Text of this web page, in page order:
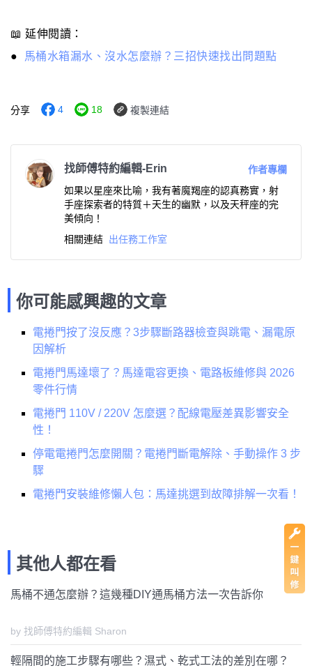
📖 延伸閱讀：
●
馬桶水箱漏水、沒水怎麼辦？三招快速找出問題點
分享 4 18 複製連結
找師傅特約編輯-Erin
作者專欄
如果以星座來比喻，我有著魔羯座的認真務實，射
手座探索者的特質＋天生的幽默，以及天秤座的完
美傾向！
相關連結 出任務工作室
你可能感興趣的文章
電捲門按了沒反應？3步驟斷路器檢查與跳電、漏電原
因解析
電捲門馬達壞了？馬達電容更換、電路板維修與 2026
零件行情
電捲門 110V / 220V 怎麼選？配線電壓差異影響安全
性！
停電電捲門怎麼開關？電捲門斷電解除、手動操作 3 步
驟
電捲門安裝維修懶人包：馬達挑選到故障排解一次看！
其他人都在看
馬桶不通怎麼辦？這幾種DIY通馬桶方法一次告訴你
by 找師傅特約編輯 Sharon
輕隔間的施工步驟有哪些？濕式、乾式工法的差別在哪？